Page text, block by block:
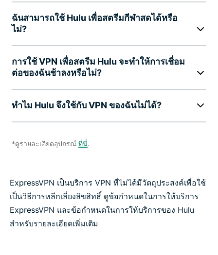
ฉันสามารถใช้ Hulu เพื่อสตรีมกีฬาสดได้หรือ
ไม่?
การใช้ VPN เพื่อสตรีม Hulu จะทำให้การเชื่อม
ต่อของฉันช้าลงหรือไม่?
ทำไม Hulu จึงใช้กับ VPN ของฉันไม่ได้?
*ดูรายละเอียดอุปกรณ์ ที่นี่.
ExpressVPN เป็นบริการ VPN ที่ไม่ได้มีวัตถุประสงค์เพื่อใช้
เป็นวิธีการหลีกเลี่ยงลิขสิทธิ์ ดูข้อกำหนดในการให้บริการ
ExpressVPN และข้อกำหนดในการให้บริการของ Hulu
สำหรับรายละเอียดเพิ่มเติม